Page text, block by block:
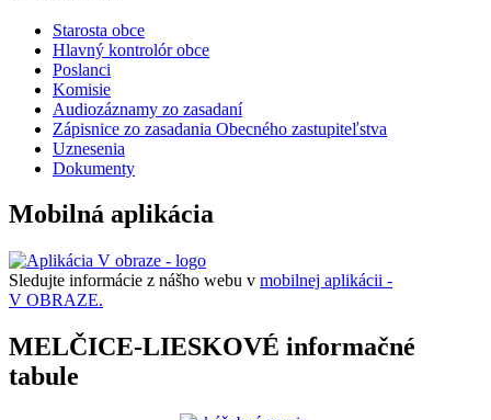
Starosta obce
Hlavný kontrolór obce
Poslanci
Komisie
Audiozáznamy zo zasadaní
Zápisnice zo zasadania Obecného zastupiteľstva
Uznesenia
Dokumenty
Mobilná aplikácia
Sledujte informácie z nášho webu v mobilnej aplikácii -
V OBRAZE.
MELČICE-LIESKOVÉ informačné
tabule